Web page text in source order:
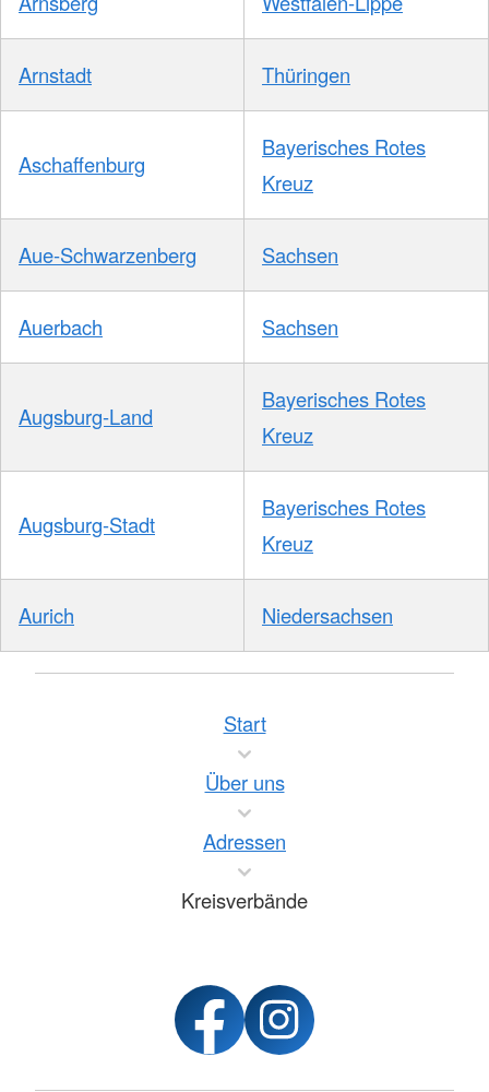
Arnstadt Thüringen
Aschaffenburg
Bayerisches Rotes
Kreuz
Aue-Schwarzenberg Sachsen
Auerbach Sachsen
Augsburg-Land
Bayerisches Rotes
Kreuz
Augsburg-Stadt
Bayerisches Rotes
Kreuz
Aurich Niedersachsen
Start
Über uns
Adressen
Kreisverbände